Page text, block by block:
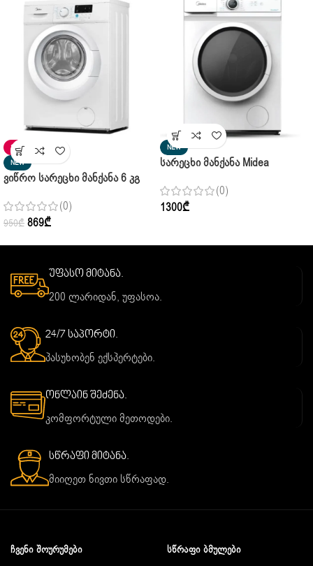
SALE
NEW
Ვიწრო Სარეცხი Მანქანა 6 Კგ
(0)
950₾ 869₾
NEW
Სარეცხი Მანქანა Midea
(0)
1300₾
უფასო მიტანა.
200 ლარიდან, უფასოა.
24/7 საპორტი.
პასუხობენ ექსპერტები.
ონლაინ შეძენა.
კომფორტული მეთოდები.
სწრაფი მიტანა.
მიიღეთ ნივთი სწრაფად.
ᲩᲕᲔᲜᲘ ᲨᲝᲣᲠᲣᲛᲔᲑᲘ
ᲡᲬᲠᲐᲤᲘ ᲑᲛᲣᲚᲔᲑᲘ